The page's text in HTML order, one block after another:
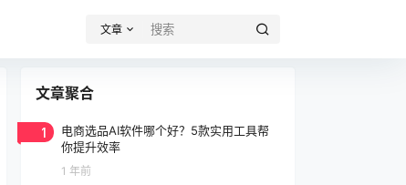
文章
文章聚合
1
电商选品AI软件哪个好？5款实用工具帮
你提升效率
1 年前